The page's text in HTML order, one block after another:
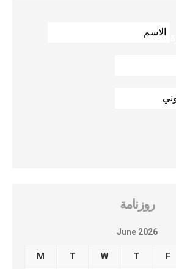
روزنامة
June 2026
M T W T F